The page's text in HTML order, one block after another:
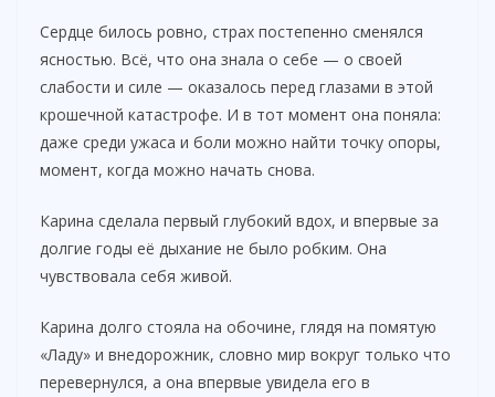
Сердце билось ровно, страх постепенно сменялся
ясностью. Всё, что она знала о себе — о своей
слабости и силе — оказалось перед глазами в этой
крошечной катастрофе. И в тот момент она поняла:
даже среди ужаса и боли можно найти точку опоры,
момент, когда можно начать снова.
Карина сделала первый глубокий вдох, и впервые за
долгие годы её дыхание не было робким. Она
чувствовала себя живой.
Карина долго стояла на обочине, глядя на помятую
«Ладу» и внедорожник, словно мир вокруг только что
перевернулся, а она впервые увидела его в